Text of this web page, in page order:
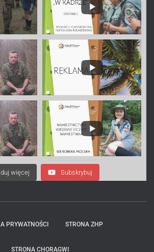
więcej Subskrybuj
PRYWATNOŚCI STRONA ZHP
STRONA CHORĄGWI